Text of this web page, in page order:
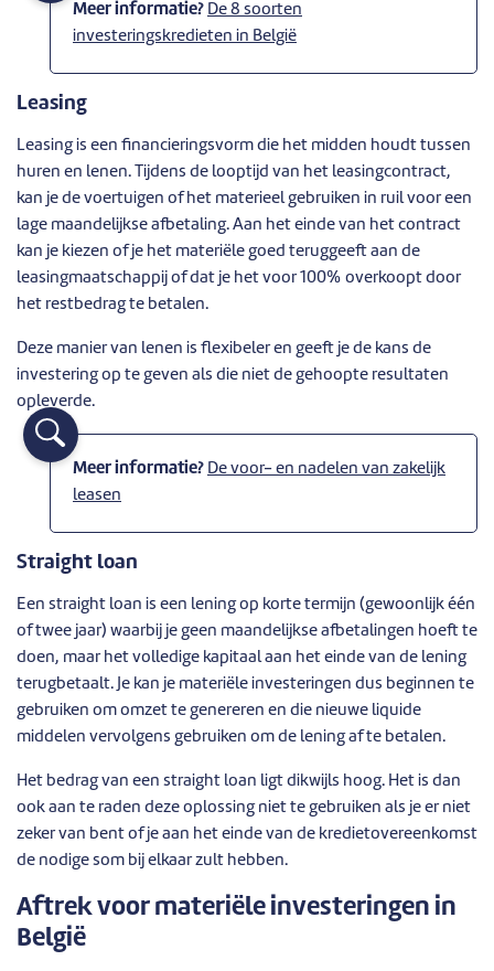
Meer informatie? De 8 soorten
investeringskredieten in België
Leasing
Leasing is een financieringsvorm die het midden houdt tussen
huren en lenen. Tijdens de looptijd van het leasingcontract,
kan je de voertuigen of het materieel gebruiken in ruil voor een
lage maandelijkse afbetaling. Aan het einde van het contract
kan je kiezen of je het materiële goed teruggeeft aan de
leasingmaatschappij of dat je het voor 100% overkoopt door
het restbedrag te betalen.
Deze manier van lenen is flexibeler en geeft je de kans de
investering op te geven als die niet de gehoopte resultaten
opleverde.
Meer informatie? De voor- en nadelen van zakelijk
leasen
Straight loan
Een straight loan is een lening op korte termijn (gewoonlijk één
of twee jaar) waarbij je geen maandelijkse afbetalingen hoeft te
doen, maar het volledige kapitaal aan het einde van de lening
terugbetaalt. Je kan je materiële investeringen dus beginnen te
gebruiken om omzet te genereren en die nieuwe liquide
middelen vervolgens gebruiken om de lening af te betalen.
Het bedrag van een straight loan ligt dikwijls hoog. Het is dan
ook aan te raden deze oplossing niet te gebruiken als je er niet
zeker van bent of je aan het einde van de kredietovereenkomst
de nodige som bij elkaar zult hebben.
Aftrek voor materiële investeringen in
België